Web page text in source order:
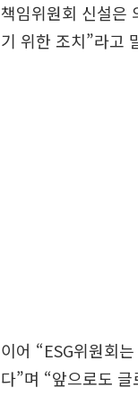
책임위원회 신설은
기 위한 조치”라고
이어 “ESG위원회
다”며 “앞으로도